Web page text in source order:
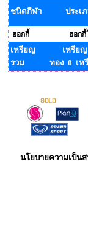
ชนิดกีฬา ประเ
ฮอกกี้ ฮอก
เหรียญ
รวม
เหรียญ
ทอง 0 เห
นโยบายความเป็น